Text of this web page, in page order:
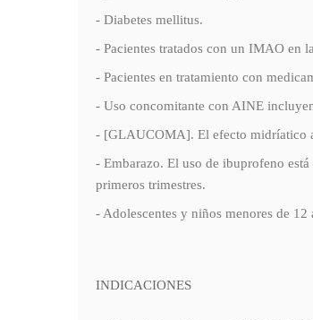
- Diabetes mellitus.
- Pacientes tratados con un IMAO en
- Pacientes en tratamiento con
- Uso concomitante con AINE
- [GLAUCOMA]. El efecto midríatico
- Embarazo. El uso de ibuprofeno
primeros trimestres.
- Adolescentes y niños menores de 12
INDICACIONES